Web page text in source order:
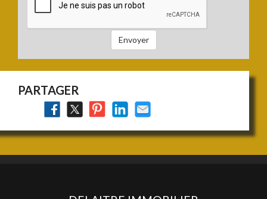
Envoyer
PARTAGER